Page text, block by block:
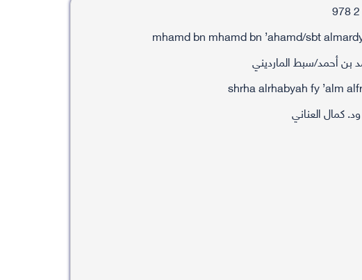
أحمد/سبط المارديني
كمال العناني